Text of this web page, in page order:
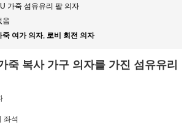
가죽 섬유유리 팔 의자
음
죽 여가 의자, 로비 회전 의자
죽 복사 가구 의자를 가진 섬유유리
좌석